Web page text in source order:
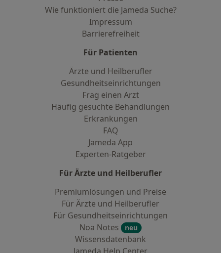
Wie funktioniert die Jameda Suche?
Impressum
Barrierefreiheit
Für Patienten
Ärzte und Heilberufler
Gesundheitseinrichtungen
Frag einen Arzt
Häufig gesuchte Behandlungen
Erkrankungen
FAQ
Jameda App
Experten-Ratgeber
Für Ärzte und Heilberufler
Premiumlösungen und Preise
Für Ärzte und Heilberufler
Für Gesundheitseinrichtungen
Noa Notes
neu
Wissensdatenbank